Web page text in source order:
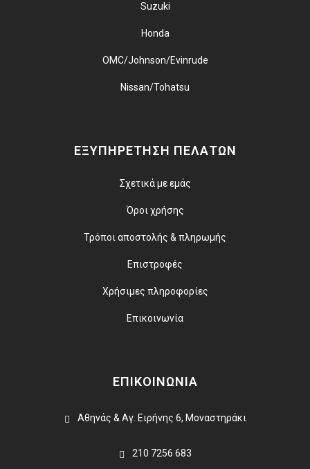
Suzuki
Honda
OMC/Johnson/Evinrude
Nissan/Tohatsu
ΕΞΥΠΗΡΕΤΗΣΗ ΠΕΛΑΤΩΝ
Σχετικά με εμάς
Όροι χρήσης
Τρόποι αποστολής & πληρωμής
Επιστροφές
Χρήσιμες πληροφορίες
Επικοινωνία
ΕΠΙΚΟΙΝΩΝΙΑ
Αθηνάς & Αγ. Ειρήνης 6, Μοναστηράκι
210 7256 683